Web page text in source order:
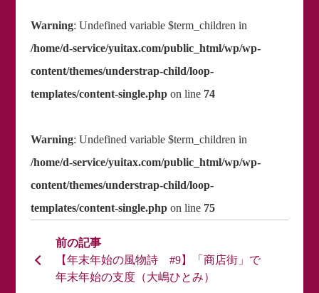
Warning: Undefined variable $term_children in
/home/d-service/yuitax.com/public_html/wp/wp-
content/themes/understrap-child/loop-
templates/content-single.phpon line 74
Warning: Undefined variable $term_children in
/home/d-service/yuitax.com/public_html/wp/wp-
content/themes/understrap-child/loop-
templates/content-single.phpon line 75
【年末年始の風物詩 #9】「商店街」で
年末年始の支度（大嶋ひとみ）